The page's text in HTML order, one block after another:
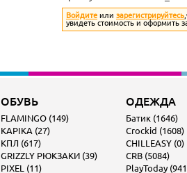
Войдите или зарегистрируйтесь
увидеть стоимость и оформить
ОБУВЬ
FLAMINGO (149)
KAPIKA (27)
КПЛ (617)
GRIZZLY РЮКЗАКИ (39)
PIXEL (11)
ОДЕЖДА
Батик (1646)
Crockid (1608)
CHILLEASY (0)
CRB (5084)
PlayToday